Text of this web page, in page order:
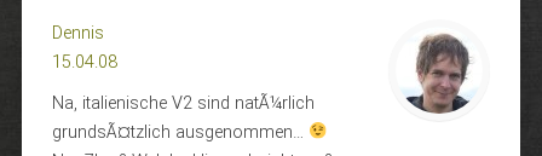
Dennis
15.04.08
Na, italienische V2 sind natÃ¼rlich
grundsÃ¤tzlich ausgenommen…